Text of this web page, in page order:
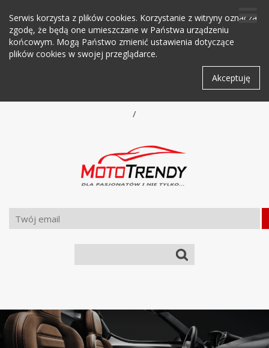
Serwis korzysta z plików cookies. Korzystanie z witryny oznacza
zgodę, że będą one umieszczane w Państwa urządzeniu
końcowym. Mogą Państwo zmienić ustawienia dotyczące
plików cookies w swojej przeglądarce.
Akceptuję
/